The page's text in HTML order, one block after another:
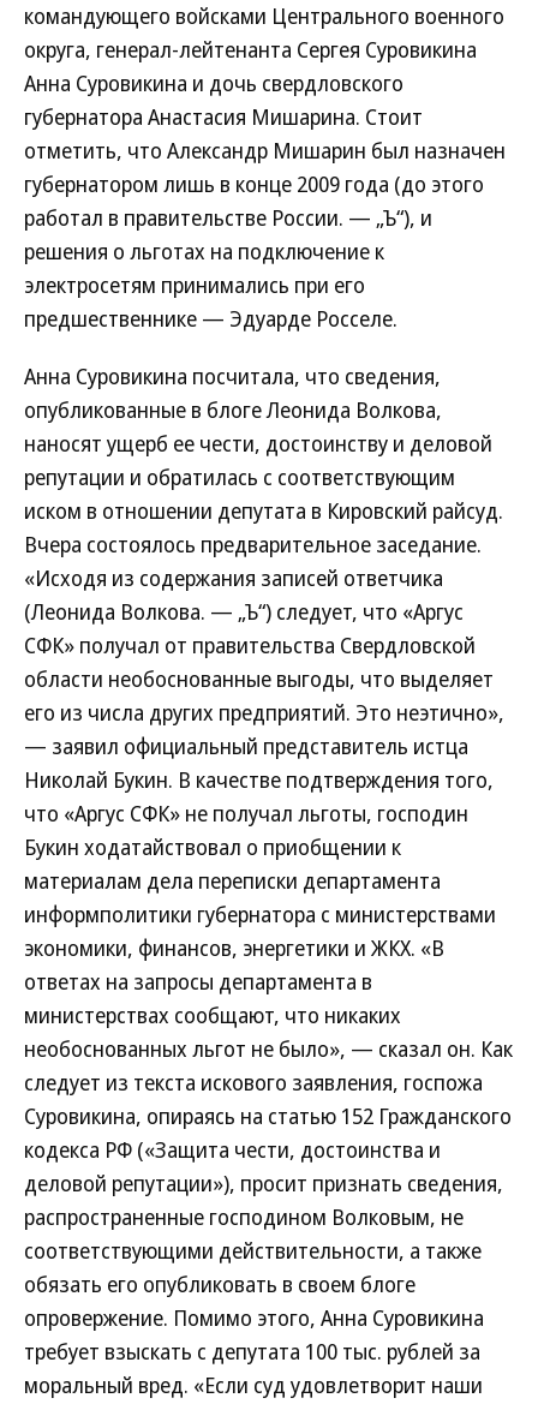
командующего войсками Центрального военного
округа, генерал-лейтенанта Сергея Суровикина
Анна Суровикина и дочь свердловского
губернатора Анастасия Мишарина. Стоит
отметить, что Александр Мишарин был назначен
губернатором лишь в конце 2009 года (до этого
работал в правительстве России. — „Ъ“), и
решения о льготах на подключение к
электросетям принимались при его
предшественнике — Эдуарде Росселе.
Анна Суровикина посчитала, что сведения,
опубликованные в блоге Леонида Волкова,
наносят ущерб ее чести, достоинству и деловой
репутации и обратилась с соответствующим
иском в отношении депутата в Кировский райсуд.
Вчера состоялось предварительное заседание.
«Исходя из содержания записей ответчика
(Леонида Волкова. — „Ъ“) следует, что «Аргус
СФК» получал от правительства Свердловской
области необоснованные выгоды, что выделяет
его из числа других предприятий. Это неэтично»,
— заявил официальный представитель истца
Николай Букин. В качестве подтверждения того,
что «Аргус СФК» не получал льготы, господин
Букин ходатайствовал о приобщении к
материалам дела переписки департамента
информполитики губернатора с министерствами
экономики, финансов, энергетики и ЖКХ. «В
ответах на запросы департамента в
министерствах сообщают, что никаких
необоснованных льгот не было», — сказал он. Как
следует из текста искового заявления, госпожа
Суровикина, опираясь на статью 152 Гражданского
кодекса РФ («Защита чести, достоинства и
деловой репутации»), просит признать сведения,
распространенные господином Волковым, не
соответствующими действительности, а также
обязать его опубликовать в своем блоге
опровержение. Помимо этого, Анна Суровикина
требует взыскать с депутата 100 тыс. рублей за
моральный вред. «Если суд удовлетворит наши